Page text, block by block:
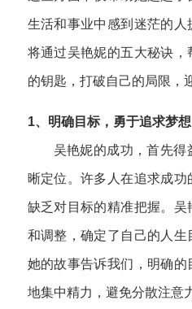
生活和事业中感到迷茫的人
将通过吴艳妮的五大秘诀，
的钥匙，打破自己的局限，
1、明确目标，勇于追求梦想
吴艳妮的成功，首先得
晰定位。许多人在追求成功
缺乏对目标的精准把握。
和调整，确定了自己的人生
她的故事告诉我们，明确的
地集中精力，避免分散注意